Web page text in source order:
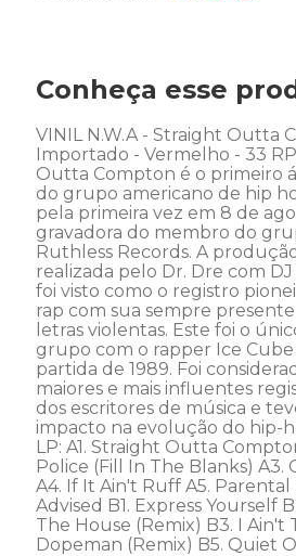
Conheça esse
VINIL N.W.A - Straight Outta
Importado - Vermelho - 33
Outta Compton é o primeiro
do grupo americano de hip
pela primeira vez em 8 de
gravadora do membro do
Ruthless Records. A
realizada pelo Dr. Dre com
foi visto como o registro
rap com sua sempre
letras violentas. Este foi o
grupo com o rapper Ice Cube
partida de 1989. Foi
maiores e mais influentes
dos escritores de música e
impacto na evolução do hip-
LP: A1. Straight Outta
Police (Fill In The Blanks) A3.
A4. If It Ain't Ruff A5. Parental
Advised B1. Express Yourself
The House (Remix) B3. I Ain't
Dopeman (Remix) B5. Quiet